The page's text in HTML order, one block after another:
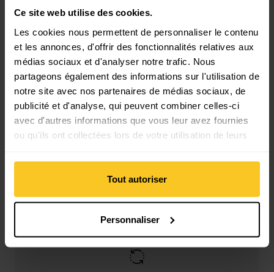
Ce site web utilise des cookies.
Les cookies nous permettent de personnaliser le contenu
et les annonces, d'offrir des fonctionnalités relatives aux
médias sociaux et d'analyser notre trafic. Nous
partageons également des informations sur l'utilisation de
notre site avec nos partenaires de médias sociaux, de
publicité et d'analyse, qui peuvent combiner celles-ci
avec d'autres informations que vous leur avez fournies
ou qu'ils ont collectées lors de votre utilisation de leurs
Tout autoriser
Personnaliser
Livraison gratuite à partir de CHF 99
(Avec la
TransaCard toujours gratuit)